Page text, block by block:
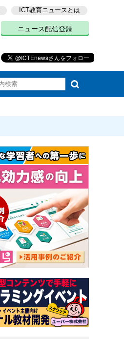
ICT教育ニュースとは
ニュース配信登録